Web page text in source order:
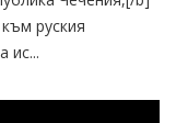
руския
ис...